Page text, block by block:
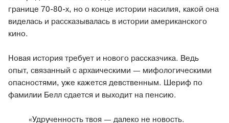
границе 70-80-х, но о конце истории насилия, какой она
виделась и рассказывалась в истории американского
кино.
Новая история требует и нового рассказчика. Ведь
опыт, связанный с архаическими — мифологическими
опасностями, уже кажется девственным. Шериф по
фамилии Белл сдается и выходит на пенсию.
«Удрученность твоя — далеко не новость.